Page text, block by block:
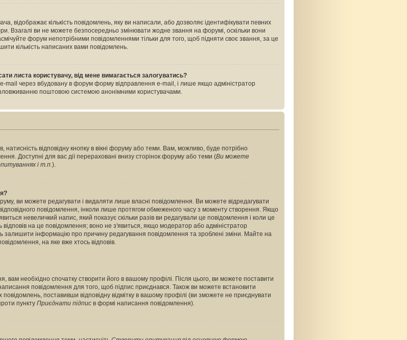
відображає кількість повідомлень, яку ви написали, або дозволяє ідентифікувати певних
Взагалі ви не можете безпосередньо змінювати жодне звання на форумі, оскільки вони
форум непотрібними повідомленнями тільки для того, щоб підняти своє звання, за це
кількість написаних вами повідомлень.
листа користувачу, від мене вимагається залогуватись?
mail через вбудовану в форум форму відправлення e-mail, і лише якщо адміністратор
поштовою системою анонімними користувачами.
відповідну кнопку в вікні форуму або теми. Вам, можливо, буде потрібно
Доступні для вас дії перераховані внизу сторінок форуму або теми (Ви можете
і т.п.).
ви можете редагувати і видаляти лише власні повідомлення. Ви можете відредагувати
повідомлення, інколи лише протягом обмеженого часу з моменту створення. Якщо
невеличкий напис, який показує скільки разів ви редагували це повідомлення і коли це
на це повідомлення; воно не з'явиться, якщо модератор або адміністратор
залишити інформацію про причину редагування повідомлення та зроблені зміни. Майте на
на яке вже хтось відповів.
вам необхідно спочатку створити його в вашому профілі. Після цього, ви можете поставити
повідомлення для того, щоб підпис приєднався. Також ви можете встановити
поставивши відповідну відмітку в вашому профілі (ви зможете не приєднувати
пункту Приєднати підпис в формі написання повідомлення).